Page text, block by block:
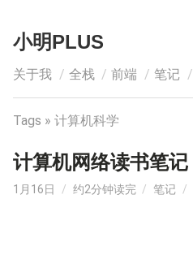
小明PLUS
关于我 全栈 前端 笔记
Tags » 计算机科学
计算机网络读书笔记
1月16日 / 约2分钟读完 / 笔记 /